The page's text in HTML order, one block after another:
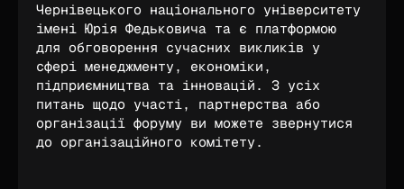
Чернівецького національного університету
імені Юрія Федьковича та є платформою
для обговорення сучасних викликів у
сфері менеджменту, економіки,
підприємництва та інновацій. З усіх
питань щодо участі, партнерства або
організації форуму ви можете звернутися
до організаційного комітету.